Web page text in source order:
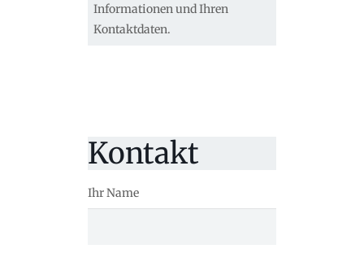
Informationen und Ihren
Kontaktdaten.
Kontakt
Ihr Name